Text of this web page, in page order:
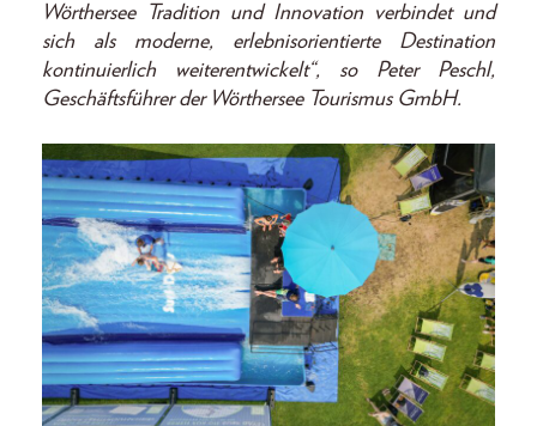
Wörthersee Tradition und Innovation verbindet und
sich als moderne, erlebnisorientierte Destination
kontinuierlich weiterentwickelt“, so Peter Peschl,
Geschäftsführer der Wörthersee Tourismus GmbH.